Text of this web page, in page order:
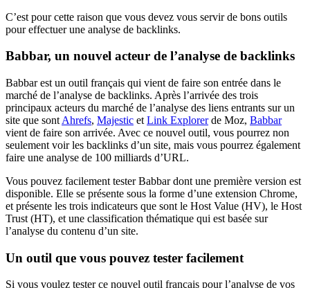
C’est pour cette raison que vous devez vous servir de bons outils
pour effectuer une analyse de backlinks.
Babbar, un nouvel acteur de l’analyse de backlinks
Babbar est un outil français qui vient de faire son entrée dans le
marché de l’analyse de backlinks. Après l’arrivée des trois
principaux acteurs du marché de l’analyse des liens entrants sur un
site que sont Ahrefs, Majestic et Link Explorerde Moz, Babbar
vient de faire son arrivée. Avec ce nouvel outil, vous pourrez non
seulement voir les backlinks d’un site, mais vous pourrez également
faire une analyse de 100 milliards d’URL.
Vous pouvez facilement tester Babbar dont une première version est
disponible. Elle se présente sous la forme d’une extension Chrome,
et présente les trois indicateurs que sont le Host Value (HV), le Host
Trust (HT), et une classification thématique qui est basée sur
l’analyse du contenu d’un site.
Un outil que vous pouvez tester facilement
Si vous voulez tester ce nouvel outil français pour l’analyse de vos